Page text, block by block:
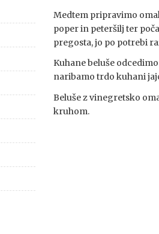
Medtem pripravimo
poper in peteršilj ter
pregosta, jo po potrebi
Kuhane beluše
naribamo trdo kuhani
Beluše z vinegretsko
kruhom.